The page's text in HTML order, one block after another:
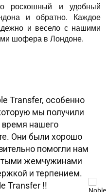
роскошный и удобный
и обратно. Каждое
и весело с нашими
шофера в Лондоне.
Transfer, особенно
мы получили
время нашего
Они были хорошо
помогли нам
жемчужинами
и терпением.
Transfer !!